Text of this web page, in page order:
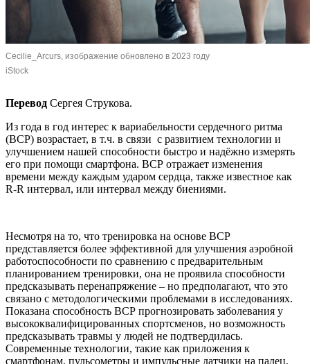
Cecilie_Arcurs, изображение обновлено в 2023 году
iStock
Перевод Сергея Струкова.
Из года в год интерес к вариабельности сердечного ритма
(ВСР) возрастает, в т.ч. в связи с развитием технологии и
улучшением нашей способности быстро и надёжно измерять
его при помощи смартфона. ВСР отражает изменения
времени между каждым ударом сердца, также известное как
R-R интервал, или интервал между биениями.
Несмотря на то, что тренировка на основе ВСР
представляется более эффективной для улучшения аэробной
работоспособности по сравнению с предварительным
планированием тренировки, она не проявила способности
предсказывать перенапряжение – но предполагают, что это
связано с методологическими проблемами в исследованиях.
Показана способность ВСР прогнозировать заболевания у
высококвалифицированных спортсменов, но возможность
предсказывать травмы у людей не подтвердилась.
Современные технологии, такие как приложения к
смартфонам, пульсометры и импульсные датчики на палец,